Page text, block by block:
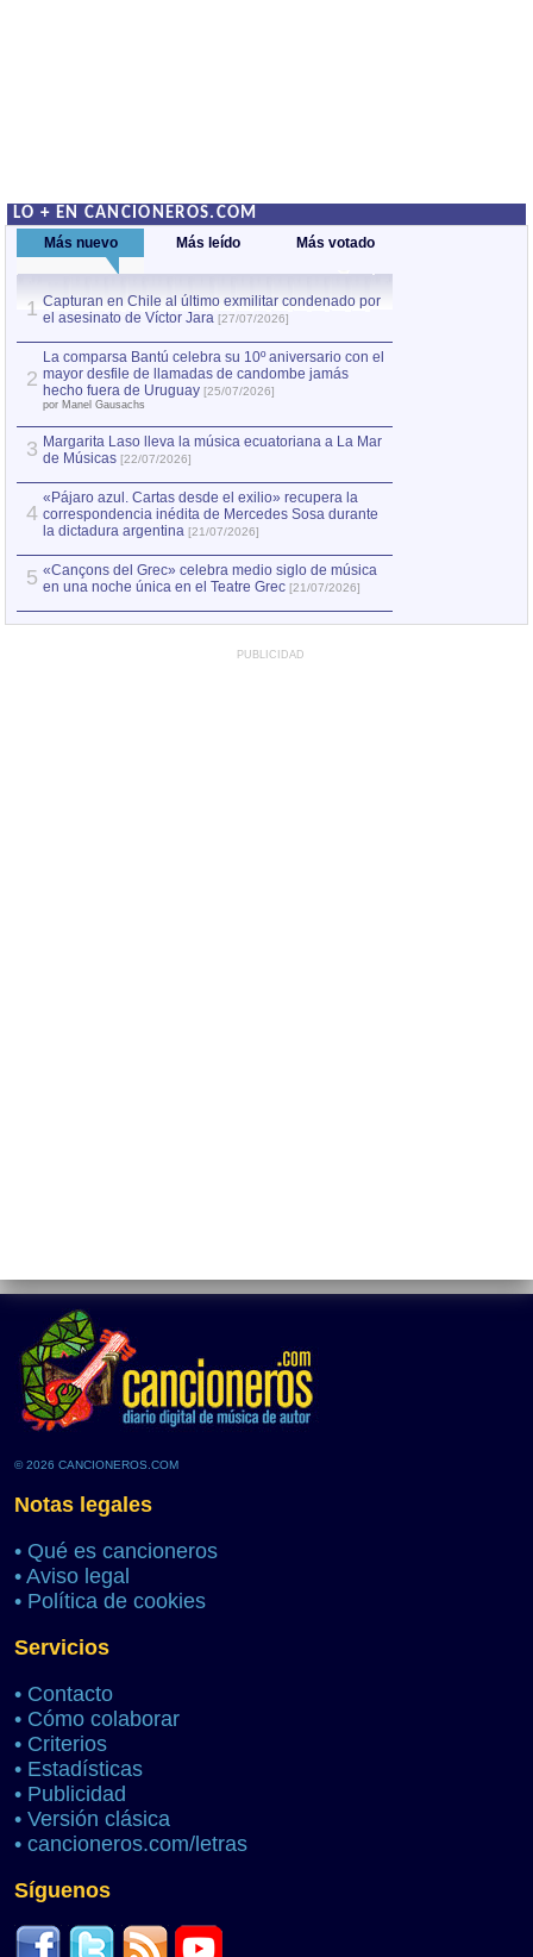
LO + EN CANCIONEROS.COM
Más nuevo Más leído Más votado
1 Capturan en Chile al último exmilitar condenado por
el asesinato de Víctor Jara [27/07/2026]
2
La comparsa Bantú celebra su 10º aniversario con el
mayor desfile de llamadas de candombe jamás
hecho fuera de Uruguay [25/07/2026]
por Manel Gausachs
3 Margarita Laso lleva la música ecuatoriana a La Mar
de Músicas [22/07/2026]
4
«Pájaro azul. Cartas desde el exilio» recupera la
correspondencia inédita de Mercedes Sosa durante
la dictadura argentina [21/07/2026]
5 «Cançons del Grec» celebra medio siglo de música
en una noche única en el Teatre Grec [21/07/2026]
PUBLICIDAD
© 2026 CANCIONEROS.COM
Notas legales
• Qué es cancioneros
• Aviso legal
• Política de cookies
Servicios
• Contacto
• Cómo colaborar
• Criterios
• Estadísticas
• Publicidad
• Versión clásica
• cancioneros.com/letras
Síguenos